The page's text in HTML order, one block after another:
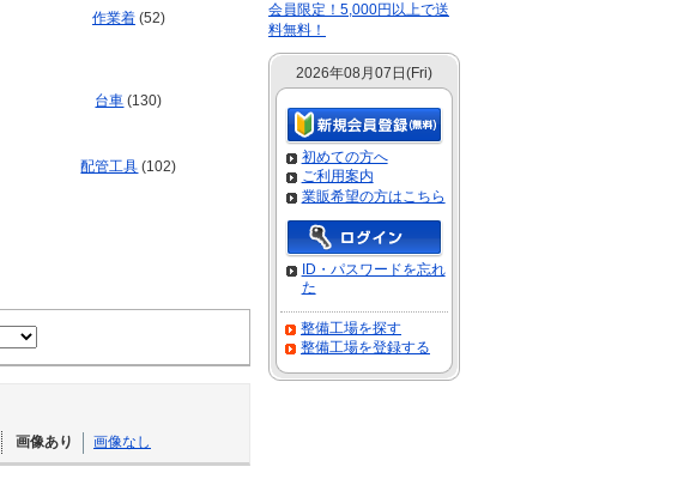
作業着(52)
台車 (130)
配管工具 (102)
画像あり 画像なし
会員限定！5,000円以上で送
料無料！
2026年08月07日(Fri)
初めての方へ
ご利用案内
業販希望の方はこちら
ID・パスワードを忘れ
た
整備工場を探す
整備工場を登録する